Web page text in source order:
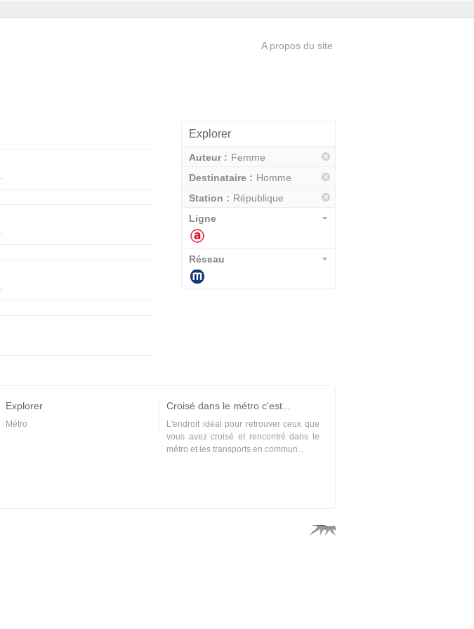
A propos du site
.
.
.
Explorer
Auteur : Femme
Destinataire : Homme
Station : République
Ligne
Réseau
Explorer
Métro
Croisé dans le métro c'est...
L'endroit idéal pour retrouver ceux que
vous avez croisé et rencontré dans le
métro et les transports en commun...